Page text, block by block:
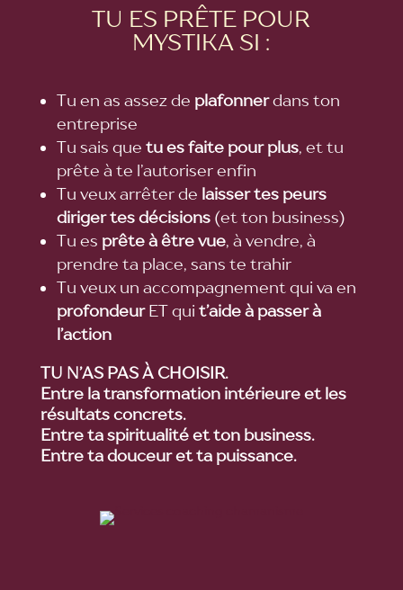
TU ES PRÊTE POUR
MYSTIKA SI :
Tu en as assez de plafonnerdans ton
entreprise
Tu sais que tu es faite pour plus, et tu
prête à te l’autoriser enfin
Tu veux arrêter de laisser tes peurs
diriger tes décisions(et ton business)
Tu es prête à être vue, à vendre, à
prendre ta place, sans te trahir
Tu veux un accompagnement qui va en
profondeurET qui t’aide à passer à
l’action
TU N’AS PASÀ CHOISIR.
Entre la transformation intérieure et les
résultats concrets.
Entre ta spiritualité et ton business.
Entre ta douceur et ta puissance.